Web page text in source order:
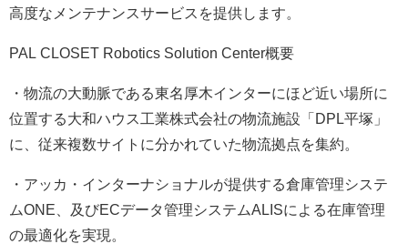
高度なメンテナンスサービスを提供します。
PAL CLOSET Robotics Solution Center概要
・物流の大動脈である東名厚木インターにほど近い場所に
位置する大和ハウス工業株式会社の物流施設「DPL平塚」
に、従来複数サイトに分かれていた物流拠点を集約。
・アッカ・インターナショナルが提供する倉庫管理システ
ムONE、及びECデータ管理システムALISによる在庫管理
の最適化を実現。